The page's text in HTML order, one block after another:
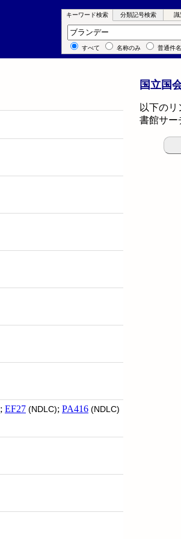
キーワード検索 分類記号検索 識
キーワード検索
すべて 名称のみ 普通件
; EF27 (NDLC); PA416 (NDLC)
国立国
以下の
書館サー